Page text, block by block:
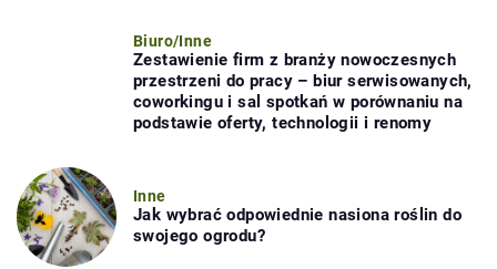
Biuro/Inne
Zestawienie firm z branży nowoczesnych
przestrzeni do pracy – biur serwisowanych,
coworkingu i sal spotkań w porównaniu na
podstawie oferty, technologii i renomy
Inne
Jak wybrać odpowiednie nasiona roślin do
swojego ogrodu?